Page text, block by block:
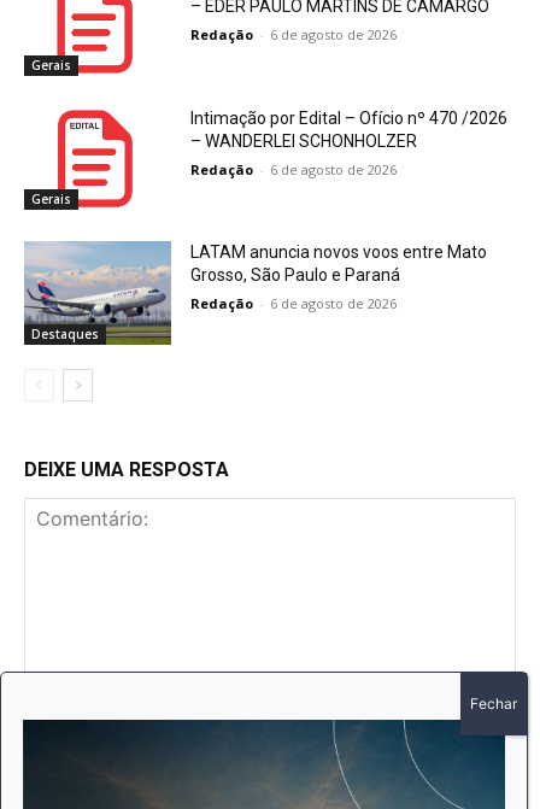
Gerais
– EDER PAULO MARTINS DE CAMARGO
Redação - 6 de agosto de 2026
Gerais
Intimação por Edital – Ofício nº 470 /2026
– WANDERLEI SCHONHOLZER
Redação - 6 de agosto de 2026
Destaques
LATAM anuncia novos voos entre Mato
Grosso, São Paulo e Paraná
Redação - 6 de agosto de 2026
DEIXE UMA RESPOSTA